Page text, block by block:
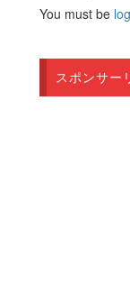
You must be
スポンサー